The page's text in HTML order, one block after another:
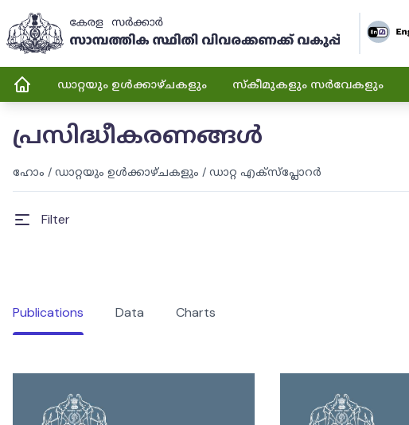
ഡാറ്റയും ഉൾക്കാഴ്ചകളും സ്കീമുകളും സർവേകളും
പ്രസിദ്ധീകരണങ്ങൾ
ഹോം / ഡാറ്റയും ഉൾക്കാഴ്ചകളും / ഡാറ്റ എക്സ്പ്ലോറർ
Filter
Publications Data Charts